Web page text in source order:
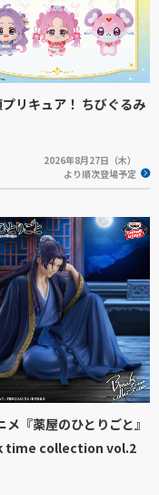
リキュア！ ちびぐるみ
2026年8月27日（木）
より順次登場予定
メ『薬屋のひとりごと』
time collection vol.2